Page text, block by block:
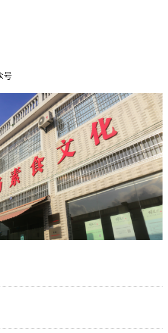
号